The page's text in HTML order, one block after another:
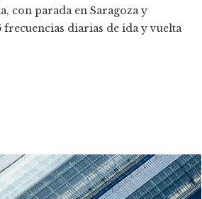
​​con parada en Saragoza y
diarias de ida y vuelta